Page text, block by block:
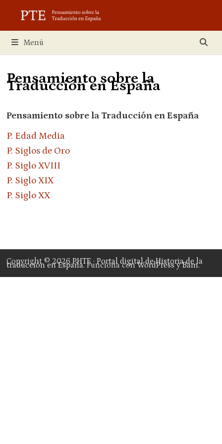
contenido
Menú
Pensamiento sobre la
Traducción en España
Pensamiento sobre la Traducción en España
P. Edad Media
P. Siglos de Oro
P. Siglo XVIII
P. Siglo XIX
P. Siglo XX
Copyright © 2026PHTE · Portal digital de Historia de la
traducción en España. Funciona conWordPressyBam.